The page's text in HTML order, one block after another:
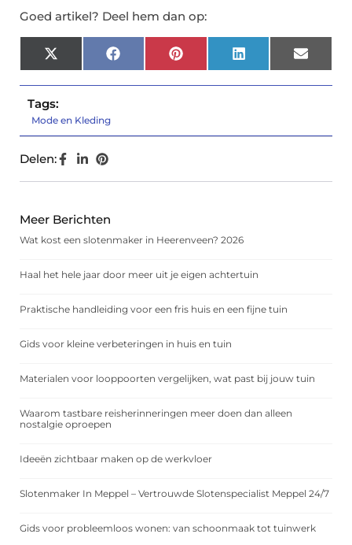
Goed artikel? Deel hem dan op:
X
(Twitter)
FacebookPinterest LinkedIn Email
Tags:
Mode en Kleding
Delen:
Meer Berichten
Wat kost een slotenmaker in Heerenveen? 2026
Haal het hele jaar door meer uit je eigen achtertuin
Praktische handleiding voor een fris huis en een fijne tuin
Gids voor kleine verbeteringen in huis en tuin
Materialen voor looppoorten vergelijken, wat past bij jouw tuin
Waarom tastbare reisherinneringen meer doen dan alleen
nostalgie oproepen
Ideeën zichtbaar maken op de werkvloer
Slotenmaker In Meppel – Vertrouwde Slotenspecialist Meppel 24/7
Gids voor probleemloos wonen: van schoonmaak tot tuinwerk